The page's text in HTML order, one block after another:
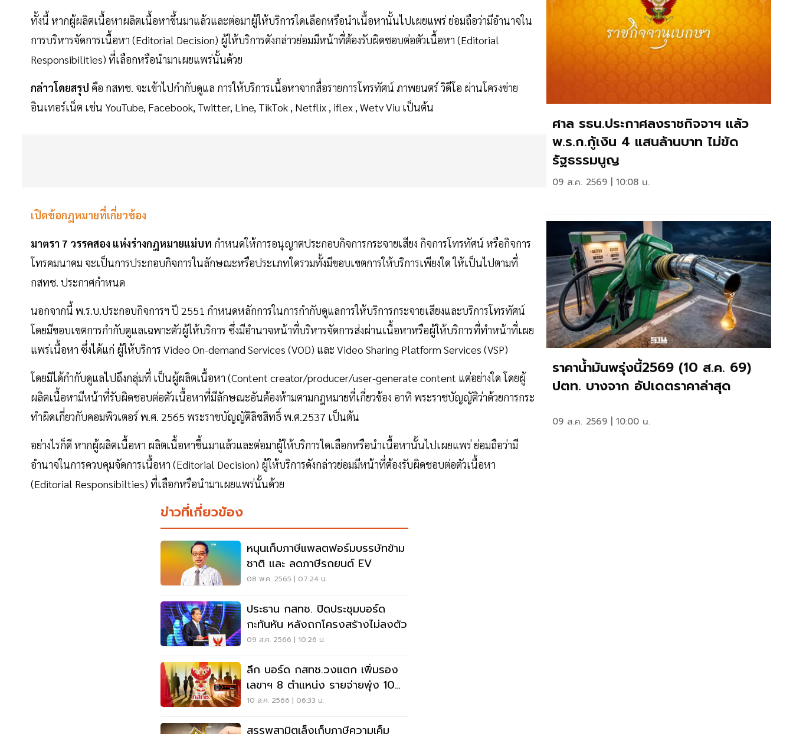
ทั้งนี้ หากผู้ผลิตเนื้อหาผลิตเนื้อหาขึ้นมาแล้วและต่อมาผู้ให้บริการใดเลือกหรือนำเนื้อหานั้นไปเผยแพร่ ย่อมถือว่ามีอำนาจใน
การบริหารจัดการเนื้อหา (Editorial Decision) ผู้ให้บริการดังกล่าวย่อมมีหน้าที่ต้องรับผิดชอบต่อตัวเนื้อหา (Editorial
Responsibilities) ที่เลือกหรือนำมาเผยแพร่นั้นด้วย
กล่าวโดยสรุป คือ กสทช. จะเข้าไปกำกับดูแล การให้บริการเนื้อหาจากสื่อรายการโทรทัศน์ ภาพยนตร์ วิดีโอ ผ่านโครงข่าย
อินเทอร์เน็ต เช่น YouTube, Facebook, Twitter, Line, TikTok , Netflix , iflex , Wetv Viu เป็นต้น
เปิดข้อกฎหมายที่เกี่ยวข้อง
มาตรา 7 วรรคสอง แห่งร่างกฎหมายแม่บท กำหนดให้การอนุญาตประกอบกิจการกระจายเสียง กิจการโทรทัศน์ หรือกิจการ
โทรคมนาคม จะเป็นการประกอบกิจการในลักษณะหรือประเภทใดรวมทั้งมีขอบเขตการให้บริการเพียงใด ให้เป็นไปตามที่
กสทช. ประกาศกำหนด
นอกจากนี้ พ.ร.บ.ประกอบกิจการฯ ปี 2551 กำหนดหลักการในการกำกับดูแลการให้บริการกระจายเสียงและบริการโทรทัศน์
โดยมีขอบเขตการกำกับดูแลเฉพาะตัวผู้ให้บริการ ซึ่งมีอำนาจหน้าที่บริหารจัดการส่งผ่านเนื้อหาหรือผู้ให้บริการที่ทำหน้าที่เผย
แพร่เนื้อหา ซึ่งได้แก่ ผู้ให้บริการ Video On-demand Services (VOD) และ Video Sharing Platform Services (VSP)
โดยมิได้กำกับดูแลไปถึงกลุ่มที่ เป็นผู้ผลิตเนื้อหา (Content creator/producer/user-generate content แต่อย่างใด โดยผู้
ผลิตเนื้อหามีหน้าที่รับผิดชอบต่อตัวเนื้อหาที่มีลักษณะอันต้องห้ามตามกฎหมายที่เกี่ยวข้อง อาทิ พระราชบัญญัติว่าด้วยการกระ
ทำผิดเกี่ยวกับคอมพิวเตอร์ พ.ศ. 2565 พระราชบัญญัติลิขสิทธิ์ พ.ศ.2537 เป็นต้น
อย่างไรก็ดี หากผู้ผลิตเนื้อหา ผลิตเนื้อหาขึ้นมาแล้วและต่อมาผู้ให้บริการใดเลือกหรือนำเนื้อหานั้นไปเผยแพร่ ย่อมถือว่ามี
อำนาจในการควบคุมจัดการเนื้อหา (Editorial Decision) ผู้ให้บริการดังกล่าวย่อมมีหน้าที่ต้องรับผิดชอบต่อตัวเนื้อหา
(Editorial Responsibilties) ที่เลือกหรือนำมาเผยแพร่นั้นด้วย
ข่าวที่เกี่ยวข้อง
หนุนเก็บภาษีแพลตฟอร์มบรรษัทข้าม
ชาติ และ ลดภาษีรถยนต์ EV
08 พ.ค. 2565 | 07:24 น.
ประธาน กสทช. ปิดประชุมบอร์ด
กะทันหัน หลังถกโครงสร้างไม่ลงตัว
09 ส.ค. 2566 | 10:26 น.
ลึก บอร์ด กสทช.วงแตก เพิ่มรอง
เลขาฯ 8 ตำแหน่ง รายจ่ายพุ่ง 10
ล้าน
10 ส.ค. 2566 | 06:33 น.
สรรพสามิตเล็งเก็บภาษีความเค็ม
ศาล รธน.ประกาศลงราชกิจจาฯ แล้ว
พ.ร.ก.กู้เงิน 4 แสนล้านบาท ไม่ขัด
รัฐธรรมนูญ
09 ส.ค. 2569 | 10:08 น.
ราคาน้ำมันพรุ่งนี้2569 (10 ส.ค. 69)
ปตท. บางจาก อัปเดตราคาล่าสุด
09 ส.ค. 2569 | 10:00 น.